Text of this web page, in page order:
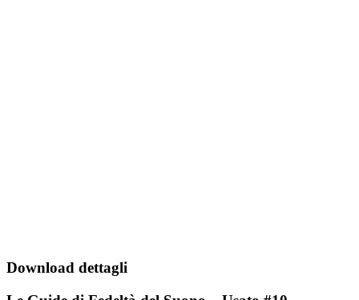
Download dettagli